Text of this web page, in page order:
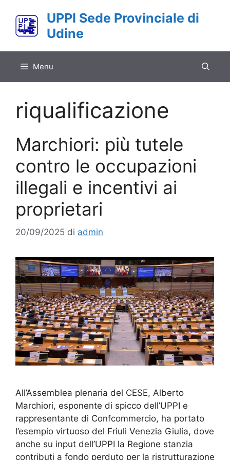
contenuto
UPPI Sede Provinciale di
Udine
Menu
riqualificazione
Marchiori: più tutele
contro le occupazioni
illegali e incentivi ai
proprietari
20/09/2025 di admin
All’Assemblea plenaria del CESE, Alberto
Marchiori, esponente di spicco dell’UPPI e
rappresentante di Confcommercio, ha portato
l’esempio virtuoso del Friuli Venezia Giulia, dove
anche su input dell’UPPI la Regione stanzia
contributi a fondo perduto per la ristrutturazione